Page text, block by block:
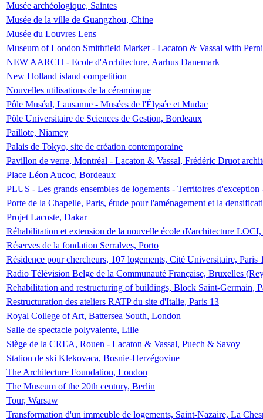
Musée archéologique, Saintes
Musée de la ville de Guangzhou, Chine
Musée du Louvres Lens
Museum of London Smithfield Market - Lacaton & Vassal with
NEW AARCH - Ecole d'Architecture, Aarhus Danemark
New Holland island competition
Nouvelles utilisations de la céraminque
Pôle Muséal, Lausanne - Musées de l'Élysée et Mudac
Pôle Universitaire de Sciences de Gestion, Bordeaux
Paillote, Niamey
Palais de Tokyo, site de création contemporaine
Pavillon de verre, Montréal - Lacaton & Vassal, Frédéric Druot
Place Léon Aucoc, Bordeaux
PLUS - Les grands ensembles de logements - Territoires
Porte de la Chapelle, Paris, étude pour l'aménagement et la
Projet Lacoste, Dakar
Réhabilitation et extension de la nouvelle école d\'architecture
Réserves de la fondation Serralves, Porto
Résidence pour chercheurs, 107 logements, Cité Universitaire, Paris
Radio Télévision Belge de la Communauté Française, Bruxelles
Rehabilitation and restructuring of buildings, Block Saint-Germain,
Restructuration des ateliers RATP du site d'Italie, Paris 13
Royal College of Art, Battersea South, London
Salle de spectacle polyvalente, Lille
Siège de la CREA, Rouen - Lacaton & Vassal, Puech & Savoy
Station de ski Klekovaca, Bosnie-Herzégovine
The Architecture Foundation, London
The Museum of the 20th century, Berlin
Tour, Warsaw
Transformation d'un immeuble de logements, Saint-Nazaire, La